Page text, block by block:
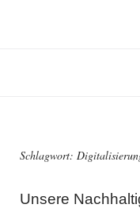
Schlagwort:
Unsere